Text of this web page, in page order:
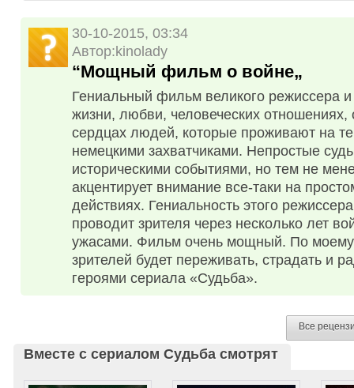
30-10-2015, 03:34
Автор:kinolady
“Мощный фильм о войне„
Гениальный фильм великого режиссера
жизни, любви, человеческих
сердцах людей, которые проживают на
немецкими захватчиками. Непростые
историческими событиями, но тем не
акцентирует внимание все-таки на
действиях. Гениальность этого
проводит зрителя через несколько лет
ужасами. Фильм очень мощный. По
зрителей будет переживать, страдать и
героями сериала «Судьба».
Все
Вместе с сериалом Судьба смотрят